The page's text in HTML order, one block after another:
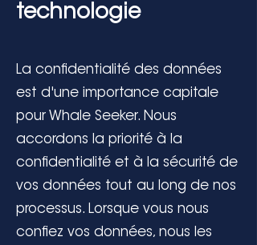
technologie
La confidentialité des données
est d'une importance capitale
pour Whale Seeker. Nous
accordons la priorité à la
confidentialité et à la sécurité de
vos données tout au long de nos
processus. Lorsque vous nous
confiez vos données, nous les